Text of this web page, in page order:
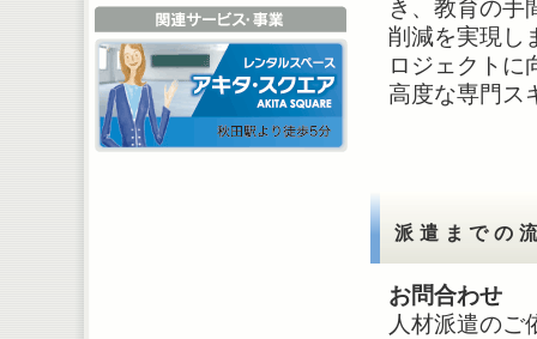
き、教育の手
削減を実現し
ロジェクトに
高度な専門ス
派遣までの
お問合わせ
人材派遣のご